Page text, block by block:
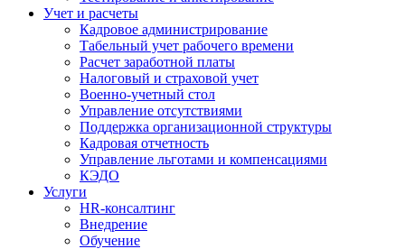
Учет и расчеты
Кадровое администрирование
Табельный учет рабочего времени
Расчет заработной платы
Налоговый и страховой учет
Военно-учетный стол
Управление отсутствиями
Поддержка организационной структуры
Кадровая отчетность
Управление льготами и компенсациями
КЭДО
Услуги
HR-консалтинг
Внедрение
Обучение